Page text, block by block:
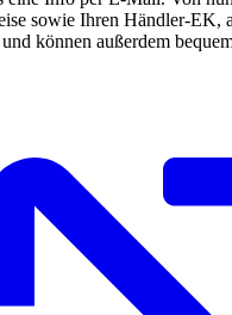
sowie Ihren Händler-EK,
können außerdem